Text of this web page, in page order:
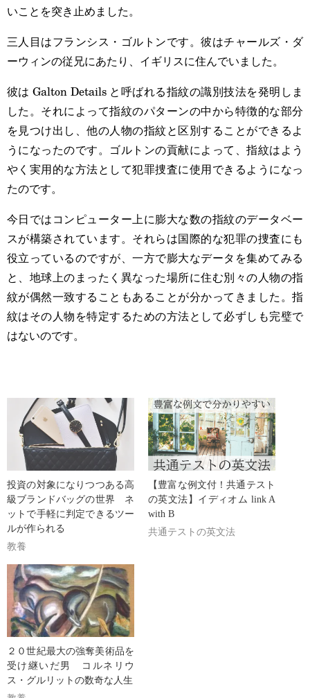
いことを突き止めました。
三人目はフランシス・ゴルトンです。彼はチャールズ・ダ
ーウィンの従兄にあたり、イギリスに住んでいました。
彼は Galton Details と呼ばれる指紋の識別技法を発明しま
した。それによって指紋のパターンの中から特徴的な部分
を見つけ出し、他の人物の指紋と区別することができるよ
うになったのです。ゴルトンの貢献によって、指紋はよう
やく実用的な方法として犯罪捜査に使用できるようになっ
たのです。
今日ではコンピューター上に膨大な数の指紋のデータベー
スが構築されています。それらは国際的な犯罪の捜査にも
役立っているのですが、一方で膨大なデータを集めてみる
と、地球上のまったく異なった場所に住む別々の人物の指
紋が偶然一致することもあることが分かってきました。指
紋はその人物を特定するための方法として必ずしも完璧で
はないのです。
投資の対象になりつつある高
級ブランドバッグの世界 ネ
ットで手軽に判定できるツー
ルが作られる
教養
【豊富な例文付！共通テスト
の英文法】イディオム link A
with B
共通テストの英文法
２０世紀最大の強奪美術品を
受け継いだ男 コルネリウ
ス・グルリットの数奇な人生